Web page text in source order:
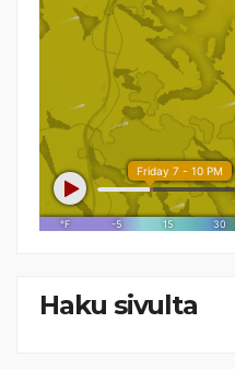
Haku sivulta